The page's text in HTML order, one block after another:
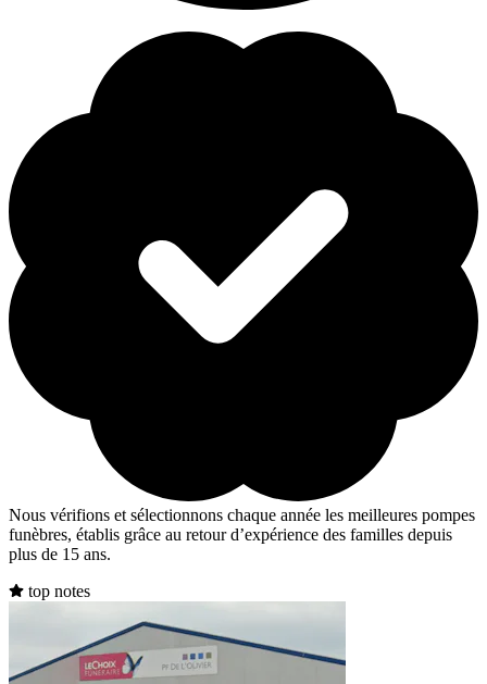
Nous vérifions et sélectionnons chaque année les meilleures pompes
funèbres, établis grâce au retour d’expérience des familles depuis
plus de 15 ans.
top notes